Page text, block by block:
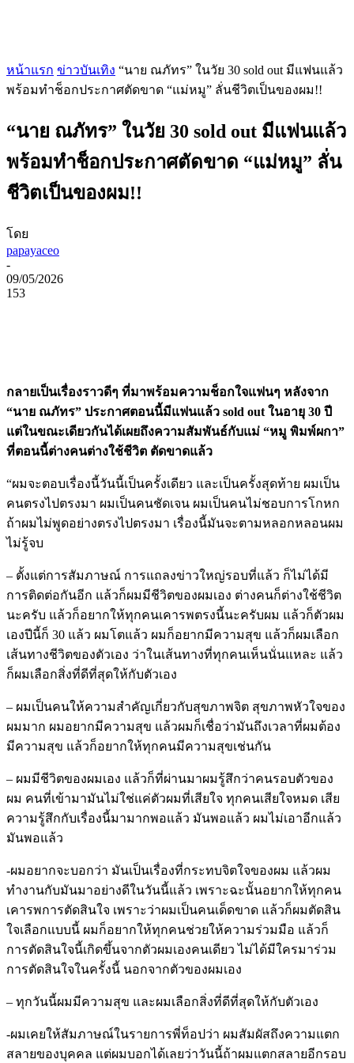
หน้าแรก ข่าวบันเทิง “นาย ณภัทร” ในวัย 30 sold out มีแฟนแล้ว
พร้อมทำช็อกประกาศตัดขาด “แม่หมู” ลั่นชีวิตเป็นของผม!!
“นาย ณภัทร” ในวัย 30 sold out มีแฟนแล้ว
พร้อมทำช็อกประกาศตัดขาด “แม่หมู” ลั่น
ชีวิตเป็นของผม!!
โดย
papayaceo
-
09/05/2026
153
กลายเป็นเรื่องราวดีๆ ที่มาพร้อมความช็อกใจแฟนๆ หลังจาก
“นาย ณภัทร” ประกาศตอนนี้มีแฟนแล้ว sold out ในอายุ 30 ปี
แต่ในขณะเดียวกันได้เผยถึงความสัมพันธ์กับแม่ “หมู พิมพ์ผกา”
ที่ตอนนี้ต่างคนต่างใช้ชีวิต ตัดขาดแล้ว
“ผมจะตอบเรื่องนี้วันนี้เป็นครั้งเดียว และเป็นครั้งสุดท้าย ผมเป็น
คนตรงไปตรงมา ผมเป็นคนชัดเจน ผมเป็นคนไม่ชอบการโกหก
ถ้าผมไม่พูดอย่างตรงไปตรงมา เรื่องนี้มันจะตามหลอกหลอนผม
ไม่รู้จบ
– ตั้งแต่การสัมภาษณ์ การแถลงข่าวใหญ่รอบที่แล้ว ก็ไม่ได้มี
การติดต่อกันอีก แล้วก็ผมมีชีวิตของผมเอง ต่างคนก็ต่างใช้ชีวิต
นะครับ แล้วก็อยากให้ทุกคนเคารพตรงนี้นะครับผม แล้วก็ตัวผม
เองปีนี้ก็ 30 แล้ว ผมโตแล้ว ผมก็อยากมีความสุข แล้วก็ผมเลือก
เส้นทางชีวิตของตัวเอง ว่าในเส้นทางที่ทุกคนเห็นนั่นแหละ แล้ว
ก็ผมเลือกสิ่งที่ดีที่สุดให้กับตัวเอง
– ผมเป็นคนให้ความสำคัญเกี่ยวกับสุขภาพจิต สุขภาพหัวใจของ
ผมมาก ผมอยากมีความสุข แล้วผมก็เชื่อว่ามันถึงเวลาที่ผมต้อง
มีความสุข แล้วก็อยากให้ทุกคนมีความสุขเช่นกัน
– ผมมีชีวิตของผมเอง แล้วก็ที่ผ่านมาผมรู้สึกว่าคนรอบตัวของ
ผม คนที่เข้ามามันไม่ใช่แค่ตัวผมที่เสียใจ ทุกคนเสียใจหมด เสีย
ความรู้สึกกับเรื่องนี้มามากพอแล้ว มันพอแล้ว ผมไม่เอาอีกแล้ว
มันพอแล้ว
-ผมอยากจะบอกว่า มันเป็นเรื่องที่กระทบจิตใจของผม แล้วผม
ทำงานกับมันมาอย่างดีในวันนี้แล้ว เพราะฉะนั้นอยากให้ทุกคน
เคารพการตัดสินใจ เพราะว่าผมเป็นคนเด็ดขาด แล้วก็ผมตัดสิน
ใจเลือกแบบนี้ ผมก็อยากให้ทุกคนช่วยให้ความร่วมมือ แล้วก็
การตัดสินใจนี้เกิดขึ้นจากตัวผมเองคนเดียว ไม่ได้มีใครมาร่วม
การตัดสินใจในครั้งนี้ นอกจากตัวของผมเอง
– ทุกวันนี้ผมมีความสุข และผมเลือกสิ่งที่ดีที่สุดให้กับตัวเอง
-ผมเคยให้สัมภาษณ์ในรายการพี่ท็อปว่า ผมสัมผัสถึงความแตก
สลายของบุคคล แต่ผมบอกได้เลยว่าวันนี้ถ้าผมแตกสลายอีกรอบ